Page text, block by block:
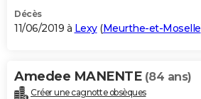
Décès
11/06/2019 à Lexy(Meurthe-et-Moselle
Amedee MANENTE (84 ans)
Créer une cagnotte obsèques